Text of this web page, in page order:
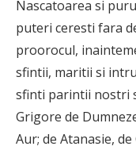
Nascatoarea si
puteri ceresti fara
proorocul,
sfintii, maritii si
sfinti parintii nostri
Grigore de
Aur; de Atanasie,